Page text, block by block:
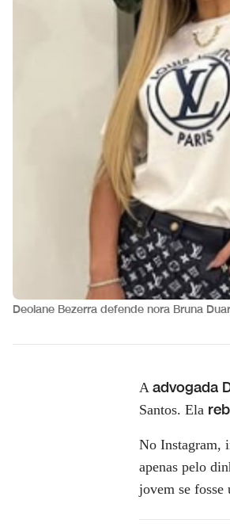
Deolane Bezerra defende nora Bruna
A advogada
Santos. Ela
No Instagram,
apenas pelo
jovem se